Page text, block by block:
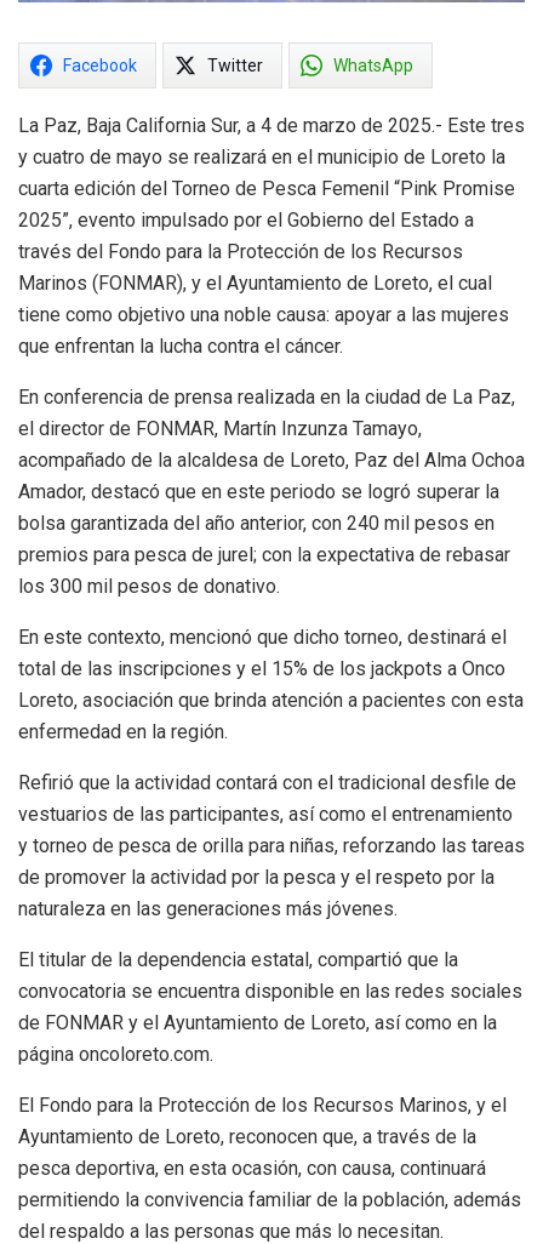
Facebook Twitter WhatsApp
La Paz, Baja California Sur, a 4 de marzo de 2025.- Este tres
y cuatro de mayo se realizará en el municipio de Loreto la
cuarta edición del Torneo de Pesca Femenil “Pink Promise
2025”, evento impulsado por el Gobierno del Estado a
través del Fondo para la Protección de los Recursos
Marinos (FONMAR), y el Ayuntamiento de Loreto, el cual
tiene como objetivo una noble causa: apoyar a las mujeres
que enfrentan la lucha contra el cáncer.
En conferencia de prensa realizada en la ciudad de La Paz,
el director de FONMAR, Martín Inzunza Tamayo,
acompañado de la alcaldesa de Loreto, Paz del Alma Ochoa
Amador, destacó que en este periodo se logró superar la
bolsa garantizada del año anterior, con 240 mil pesos en
premios para pesca de jurel; con la expectativa de rebasar
los 300 mil pesos de donativo.
En este contexto, mencionó que dicho torneo, destinará el
total de las inscripciones y el 15% de los jackpots a Onco
Loreto, asociación que brinda atención a pacientes con esta
enfermedad en la región.
Refirió que la actividad contará con el tradicional desfile de
vestuarios de las participantes, así como el entrenamiento
y torneo de pesca de orilla para niñas, reforzando las tareas
de promover la actividad por la pesca y el respeto por la
naturaleza en las generaciones más jóvenes.
El titular de la dependencia estatal, compartió que la
convocatoria se encuentra disponible en las redes sociales
de FONMAR y el Ayuntamiento de Loreto, así como en la
página oncoloreto.com.
El Fondo para la Protección de los Recursos Marinos, y el
Ayuntamiento de Loreto, reconocen que, a través de la
pesca deportiva, en esta ocasión, con causa, continuará
permitiendo la convivencia familiar de la población, además
del respaldo a las personas que más lo necesitan.